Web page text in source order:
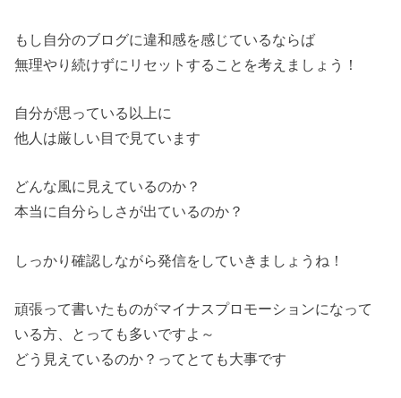
もし自分のブログに違和感を感じているならば
無理やり続けずにリセットすることを考えましょう！
自分が思っている以上に
他人は厳しい目で見ています
どんな風に見えているのか？
本当に自分らしさが出ているのか？
しっかり確認しながら発信をしていきましょうね！
頑張って書いたものがマイナスプロモーションになって
いる方、とっても多いですよ～
どう見えているのか？ってとても大事です